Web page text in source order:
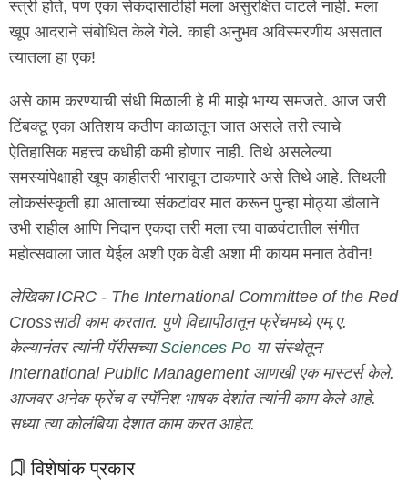
स्त्री होते, पण एका सेकंदासाठीही मला असुरक्षित वाटले नाही. मला
खूप आदराने संबोधित केले गेले. काही अनुभव अविस्मरणीय असतात
त्यातला हा एक!
असे काम करण्याची संधी मिळाली हे मी माझे भाग्य समजते. आज जरी
टिंबक्टू एका अतिशय कठीण काळातून जात असले तरी त्याचे
ऐतिहासिक महत्त्व कधीही कमी होणार नाही. तिथे असलेल्या
समस्यांपेक्षाही खूप काहीतरी भारावून टाकणारे असे तिथे आहे. तिथली
लोकसंस्कृती ह्या आताच्या संकटांवर मात करून पुन्हा मोठ्या डौलाने
उभी राहील आणि निदान एकदा तरी मला त्या वाळवंटातील संगीत
महोत्सवाला जात येईल अशी एक वेडी अशा मी कायम मनात ठेवीन!
लेखिका ICRC - The International Committee of the Red
Crossसाठी काम करतात. पुणे विद्यापीठातून फ्रेंचमध्ये एम्.ए.
केल्यानंतर त्यांनी पॅरीसच्याSciences Po या संस्थेतून
International Public Management आणखी एक मास्टर्स केले.
आजवर अनेक फ्रेंच व स्पॅनिश भाषक देशांत त्यांनी काम केले आहे.
सध्या त्या कोलंबिया देशात काम करत आहेत.
विशेषांक प्रकार